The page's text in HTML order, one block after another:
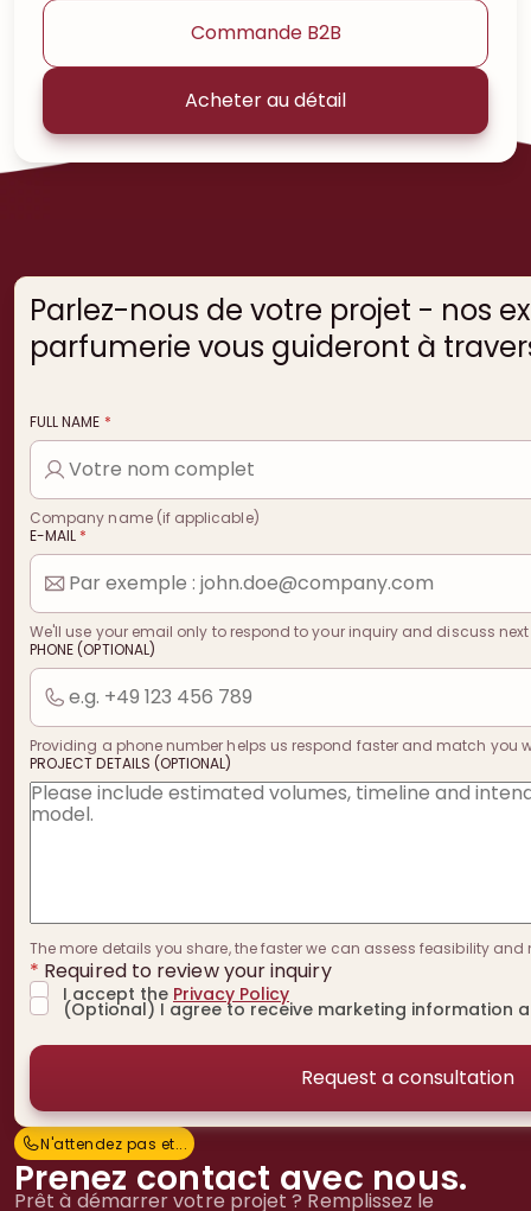
Commande B2B
Acheter au détail
N'attendez pas et...
N'attendez pas et...
Prenez contact avec nous.
Prêt à démarrer votre projet ? Remplissez le
Parlez-nous de votre projet - nos
parfumerie vous guideront à
FULL NAME *
Company name (if applicable)
E-MAIL *
We'll use your email only to respond to your inquiry and discuss
PHONE (OPTIONAL)
Providing a phone number helps us respond faster and match you
PROJECT DETAILS (OPTIONAL)
The more details you share, the faster we can assess feasibility and
* Required to review your inquiry
I accept the Privacy Policy
(Optional) I agree to receive marketing information